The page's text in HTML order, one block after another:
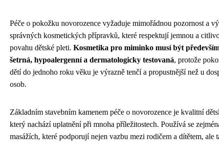
Péče o pokožku novorozence vyžaduje mimořádnou pozornost a
správných kosmetických přípravků, které respektují jemnou a
povahu dětské pleti. Kosmetika pro miminko musí být
šetrná, hypoalergenní a dermatologicky testovaná, protože
dětí do jednoho roku věku je výrazně tenčí a propustnější než u
osob.
Základním stavebním kamenem péče o novorozence je kvalitní
který nachází uplatnění při mnoha příležitostech. Používá se
masážích, které podporují nejen vazbu mezi rodičem a dítětem, ale